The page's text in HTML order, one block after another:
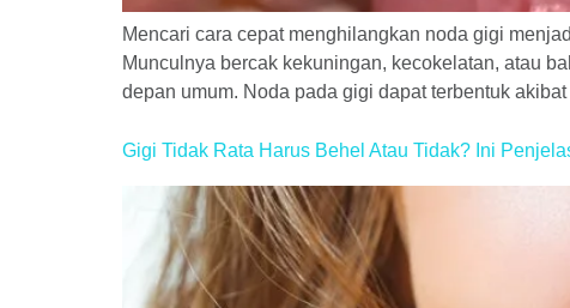
Mencari cara cepat menghilangkan noda gigi
Munculnya bercak kekuningan, kecokelatan, atau
depan umum. Noda pada gigi dapat terbentuk
Gigi Tidak Rata Harus Behel Atau Tidak? Ini